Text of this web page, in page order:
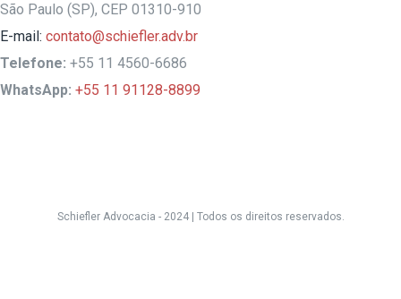
São Paulo (SP), CEP 01310-910
E-mail: contato@schiefler.adv.br
Telefone: +55 11 4560-6686
WhatsApp: +55 11 91128-8899
Schiefler Advocacia - 2024 | Todos os direitos reservados.